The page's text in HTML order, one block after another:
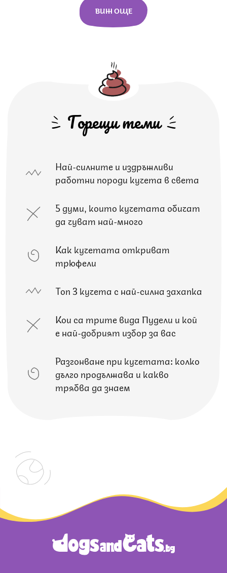
ВИЖ ОЩЕ
Горещи теми
Най-силните и издръжливи
работни породи кучета в света
5 думи, които кучетата обичат
да чуват най-много
Как кучетата откриват
трюфели
Топ 3 кучета с най-силна захапка
Кои са трите вида Пудели и кой
е най-добрият избор за вас
Разгонване при кучетата: колко
дълго продължава и какво
трябва да знаем